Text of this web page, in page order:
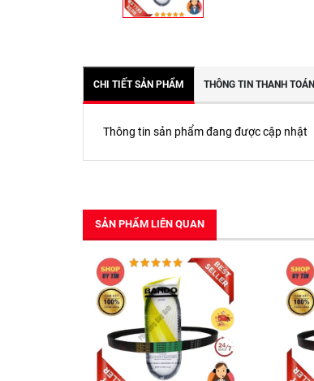
CHI TIẾT SẢN PHẨM THÔNG TIN THANH TOÁN
Thông tin sản phẩm đang được cập nhật
SẢN PHẨM LIÊN QUAN